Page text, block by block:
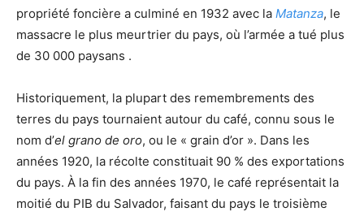
propriété foncière a culminé en 1932 avec la Matanza, le
massacre le plus meurtrier du pays, où l’armée a tué plus
de 30 000 paysans .
Historiquement, la plupart des remembrements des
terres du pays tournaient autour du café, connu sous le
nom d’el grano de oro, ou le « grain d’or ». Dans les
années 1920, la récolte constituait 90 % des exportations
du pays. À la fin des années 1970, le café représentait la
moitié du PIB du Salvador, faisant du pays le troisième